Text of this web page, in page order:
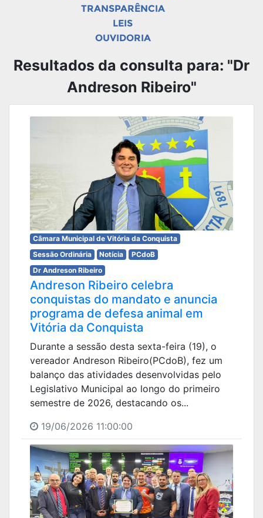
TRANSPARÊNCIA
LEIS
OUVIDORIA
Resultados da consulta para: "Dr
Andreson Ribeiro"
Câmara Municipal de Vitória da Conquista
Sessão Ordinária
Notícia
PCdoB
Dr Andreson Ribeiro
Andreson Ribeiro celebra
conquistas do mandato e anuncia
programa de defesa animal em
Vitória da Conquista
Durante a sessão desta sexta-feira (19), o
vereador Andreson Ribeiro(PCdoB), fez um
balanço das atividades desenvolvidas pelo
Legislativo Municipal ao longo do primeiro
semestre de 2026, destacando os...
19/06/2026 11:00:00